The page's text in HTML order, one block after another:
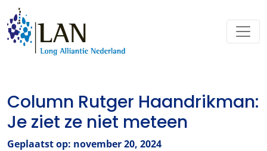
Column Rutger Haandrikman:
Je ziet ze niet meteen
Geplaatst op: november 20, 2024